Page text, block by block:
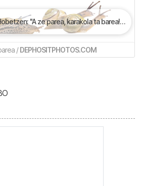
"A ze parea, karakola ta barea!" | Euskera Hobetzen
/DEPHOSITPHOTOS.COM